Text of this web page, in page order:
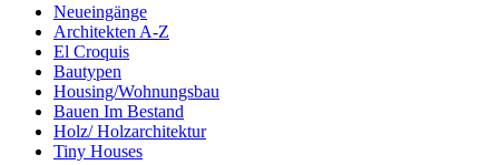
Neueingänge
Architekten A-Z
El Croquis
Bautypen
Housing/Wohnungsbau
Bauen Im Bestand
Holz/ Holzarchitektur
Tiny Houses